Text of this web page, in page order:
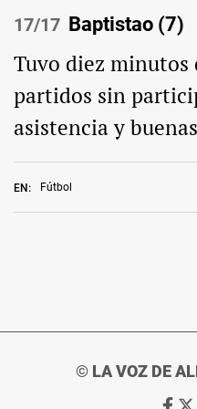
EN: Fútbol
/17 Baptistao (7)
Tuvo diez minutos
partidos sin
asistencia y
© LA VOZ DE
Ir